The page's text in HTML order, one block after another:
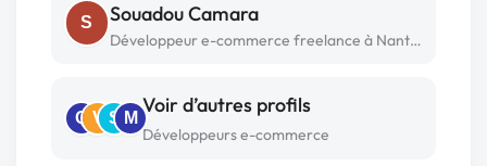
S Souadou Camara
Développeur e-commerce freelance à Nanterre
Q V S M
Voir d’autres profils
Développeurs e-commerce